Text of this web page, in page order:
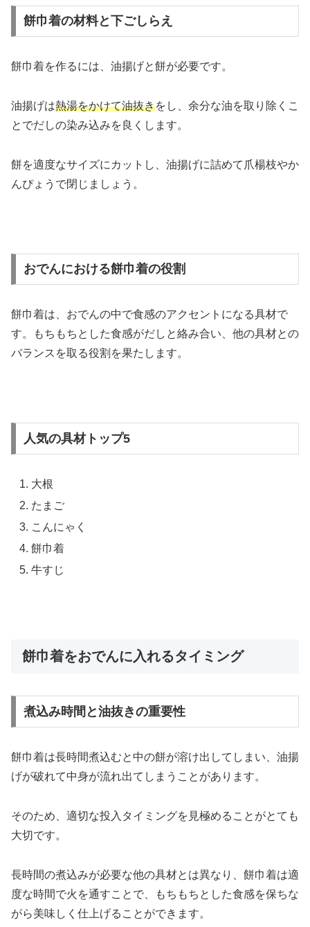
餅巾着の材料と下ごしらえ
餅巾着を作るには、油揚げと餅が必要です。
油揚げは熱湯をかけて油抜きをし、余分な油を取り除くこ
とでだしの染み込みを良くします。
餅を適度なサイズにカットし、油揚げに詰めて爪楊枝やか
んぴょうで閉じましょう。
おでんにおける餅巾着の役割
餅巾着は、おでんの中で食感のアクセントになる具材で
す。もちもちとした食感がだしと絡み合い、他の具材との
バランスを取る役割を果たします。
人気の具材トップ5
大根
たまご
こんにゃく
餅巾着
牛すじ
餅巾着をおでんに入れるタイミング
煮込み時間と油抜きの重要性
餅巾着は長時間煮込むと中の餅が溶け出してしまい、油揚
げが破れて中身が流れ出てしまうことがあります。
そのため、適切な投入タイミングを見極めることがとても
大切です。
長時間の煮込みが必要な他の具材とは異なり、餅巾着は適
度な時間で火を通すことで、もちもちとした食感を保ちな
がら美味しく仕上げることができます。